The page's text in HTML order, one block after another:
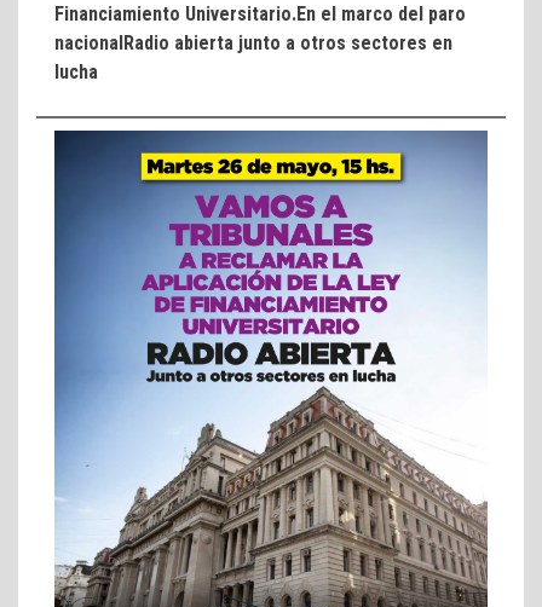
Financiamiento Universitario.En el marco del paro
nacionalRadio abierta junto a otros sectores en
lucha